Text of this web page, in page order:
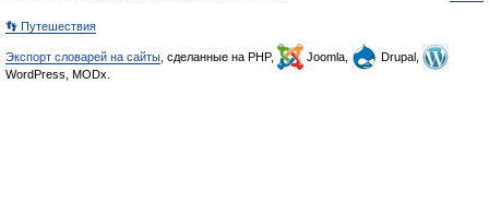
👣 Путешествия
Экспорт словарей на сайты , сделанные на PHP, Joomla,
Drupal,
WordPress, MODx.